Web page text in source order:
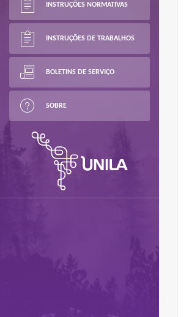
INSTRUÇÕES NORMATIVAS
INSTRUÇÕES DE TRABALHOS
BOLETINS DE SERVIÇO
SOBRE